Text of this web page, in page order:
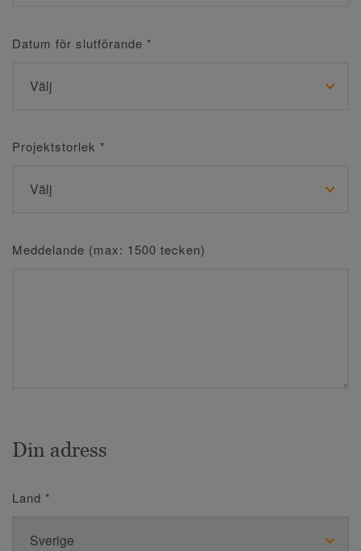
Datum för slutförande *
Projektstorlek *
Meddelande (max: 1500 tecken)
Din adress
Land *